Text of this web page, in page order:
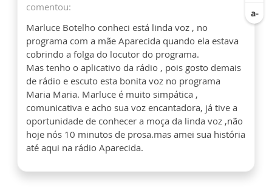
comentou:
Marluce Botelho conheci está linda voz , no
programa com a mãe Aparecida quando ela estava
cobrindo a folga do locutor do programa.
Mas tenho o aplicativo da rádio , pois gosto demais
de rádio e escuto esta bonita voz no programa
Maria Maria. Marluce é muito simpática ,
comunicativa e acho sua voz encantadora, já tive a
oportunidade de conhecer a moça da linda voz ,não
hoje nós 10 minutos de prosa.mas amei sua história
até aqui na rádio Aparecida.